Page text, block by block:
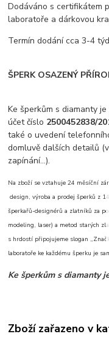
Dodáváno s certifikátem
laboratoře a dárkovou
Termín dodání cca 3-4
ŠPERK OSAZENÝ
Ke šperkům s diamanty
účet číslo 2500452838/
také o uvedení
domluvě dalších detailů
zapínání...).
Na zboží se vztahuje 24 měsíční
design, výroba a prodej šperků z
šperkařů-designérů a zlatníků za
modeling, laser) a metod starých
s hrdostí připojujeme slogan
laboratoře ke každému šperku je
Ke šperkům s diamanty
Zboží zařazeno v